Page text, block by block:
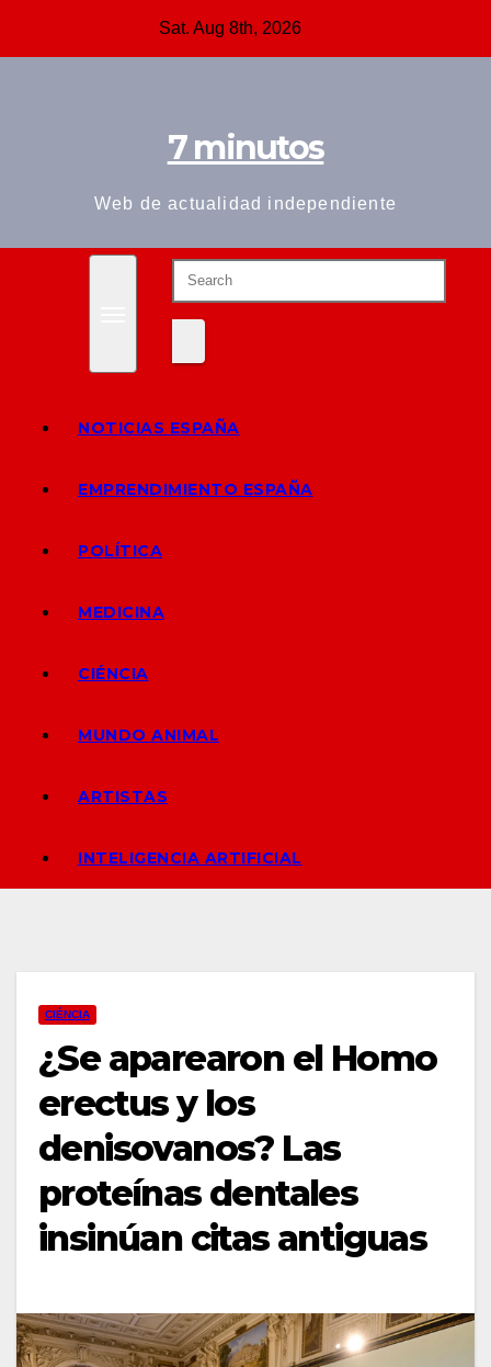
Sat. Aug 8th, 2026
7 minutos
Web de actualidad independiente
NOTICIAS ESPAÑA
EMPRENDIMIENTO ESPAÑA
POLÍTICA
MEDICINA
CIÉNCIA
MUNDO ANIMAL
ARTISTAS
INTELIGENCIA ARTIFICIAL
CIÉNCIA
¿Se aparearon el Homo
erectus y los
denisovanos? Las
proteínas dentales
insinúan citas antiguas